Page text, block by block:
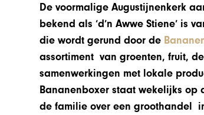
De voormalige Augustijnenkerk
bekend als ‘d’n Awwe Stiene’ is
die wordt gerund door de
assortiment van groenten, fruit,
samenwerkingen met lokale
Bananenboxer staat wekelijks op
de familie over een groothandel